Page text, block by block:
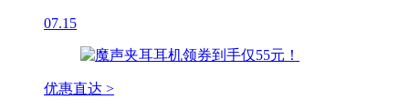
07.15
优惠直达 >